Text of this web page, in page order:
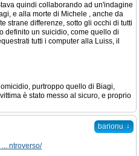
quindi collaborando ad un'indagine
e alla morte di Michele , anche da
strane differenze, sotto gli occhi di tutti
definito un suicidio, come quello di
tutti i computer alla Luiss, il
purtroppo quello di Biagi,
è stato messo al sicuro, e proprio
barionu ↓
ntroverso/